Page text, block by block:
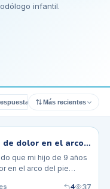
infantil.
pro 0 Resueltos
Más recientes
Mi hijo de 9 años se queja de dolor en el arco tras jugar al fútbol, ¿qué puede ser?
que mi hijo de 9 años
en el arco del pie
fin de semana,
4 37